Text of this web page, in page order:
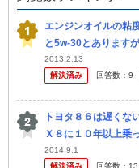
エンジンオイルの粘
と5w-30とあります
なので全体的に5w-
2013.2.13
解決済み
回答数： 9
トヨタ８６は遅くな
Ｘ８に１０年以上乗
えようと思っていま
2014.9.1
解決済み
回答数： 13